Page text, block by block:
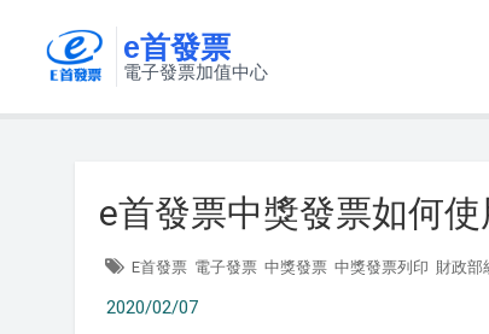
e首發票
電子發票加值中心
e首發票中獎發票如何
E首發票 電子發票 中獎發票 中獎發票列印 財政部
2020/02/07